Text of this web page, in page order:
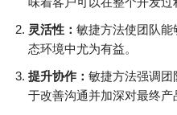
灵活性： 敏捷方法使团队
态环境中尤为有益。
提升协作： 敏捷方法强调团
于改善沟通并加深对最终产